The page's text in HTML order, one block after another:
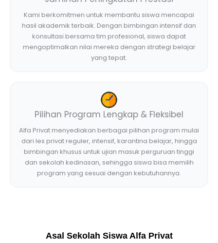
Kami berkomitmen untuk membantu siswa mencapai
hasil akademik terbaik. Dengan bimbingan intensif dan
konsultasi bersama tim profesional, siswa dapat
mengoptimalkan nilai mereka dengan strategi belajar
yang tepat.
Pilihan Program Lengkap & Fleksibel
Alfa Privat menyediakan berbagai pilihan program mulai
dari les privat reguler, intensif, karantina belajar, hingga
bimbingan khusus untuk ujian masuk perguruan tinggi
dan sekolah kedinasan, sehingga siswa bisa memilih
program yang sesuai dengan kebutuhannya.
Asal Sekolah Siswa Alfa Privat